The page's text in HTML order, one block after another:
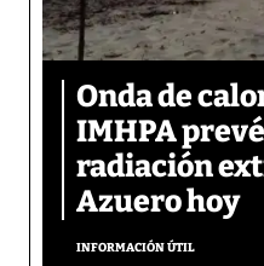
Onda de
IMHPA prevé
radiación
Azuero hoy
INFORMACIÓN ÚTIL